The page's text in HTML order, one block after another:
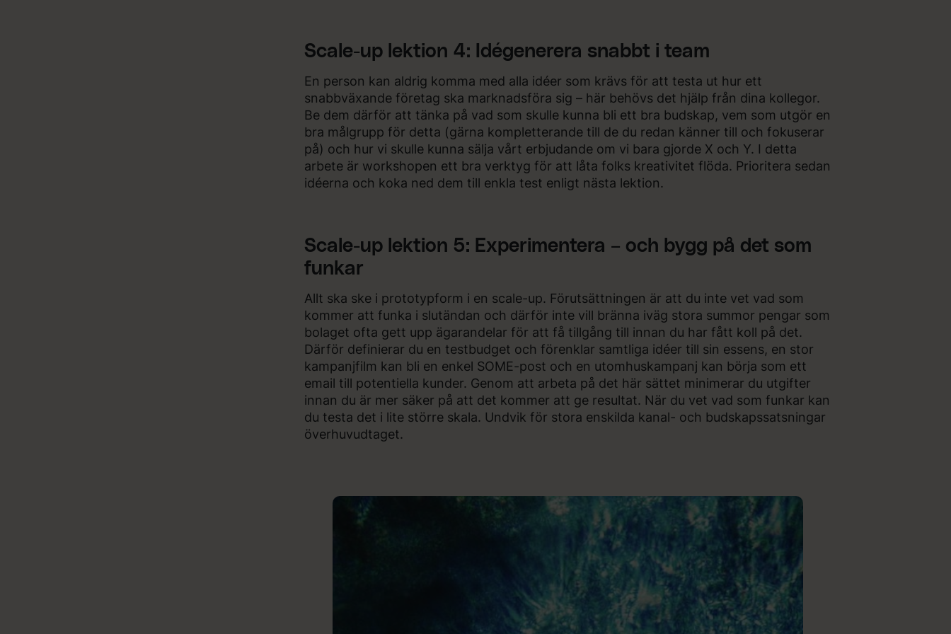
Scale-up lektion 4: Idégenerera snabbt i team
En person kan aldrig komma med alla idéer som krävs för att testa ut hur ett
snabbväxande företag ska marknadsföra sig – här behövs det hjälp från dina kollegor.
Be dem därför att tänka på vad som skulle kunna bli ett bra budskap, vem som utgör en
bra målgrupp för detta (gärna kompletterande till de du redan känner till och fokuserar
på) och hur vi skulle kunna sälja vårt erbjudande om vi bara gjorde X och Y. I detta
arbete är workshopen ett bra verktyg för att låta folks kreativitet flöda. Prioritera sedan
idéerna och koka ned dem till enkla test enligt nästa lektion.
Scale-up lektion 5: Experimentera – och bygg på det som
funkar
Allt ska ske i prototypform i en scale-up. Förutsättningen är att du inte vet vad som
kommer att funka i slutändan och därför inte vill bränna iväg stora summor pengar som
bolaget ofta gett upp ägarandelar för att få tillgång till innan du har fått koll på det.
Därför definierar du en testbudget och förenklar samtliga idéer till sin essens, en stor
kampanjfilm kan bli en enkel SOME-post och en utomhuskampanj kan börja som ett
email till potentiella kunder. Genom att arbeta på det här sättet minimerar du utgifter
innan du är mer säker på att det kommer att ge resultat. När du vet vad som funkar kan
du testa det i lite större skala. Undvik för stora enskilda kanal- och budskapssatsningar
överhuvudtaget.